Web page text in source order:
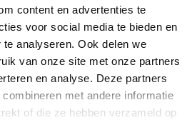
content en advertenties te
voor social media te bieden en
analyseren. Ook delen we
van onze site met onze partners
en analyse. Deze partners
met andere informatie
of die ze hebben verzameld op